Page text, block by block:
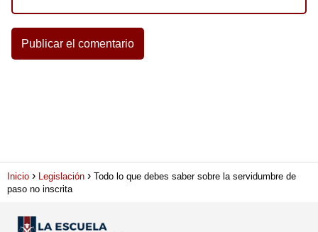
Inicio Legislación
Todo lo que debes saber sobre la servidumbre de
paso no inscrita